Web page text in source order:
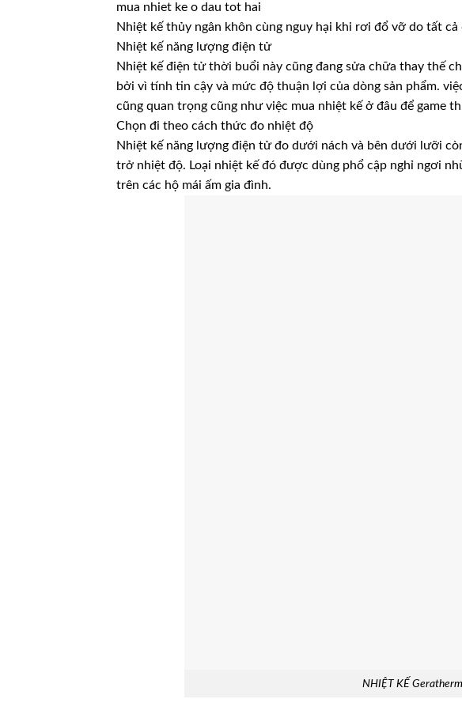
mua nhiet ke o dau tot hai
Nhiệt kế thủy ngân khôn cùng nguy hại khi rơi đổ vỡ do tất cả
Nhiệt kế năng lượng điện tử
Nhiệt kế điện tử thời buổi này cũng đang sửa chữa thay thế
bởi vì tính tin cậy và mức độ thuận lợi của dòng sản phẩm.
cũng quan trọng cũng như việc mua nhiệt kế ở đâu để game
Chọn đi theo cách thức đo nhiệt độ
Nhiệt kế năng lượng điện tử đo dưới nách và bên dưới lưỡi
trở nhiệt độ. Loại nhiệt kế đó được dùng phổ cập nghỉ ngơi
trên các hộ mái ấm gia đình.
NHIỆT KẾ